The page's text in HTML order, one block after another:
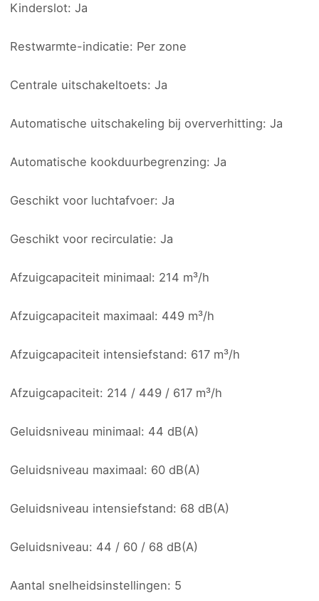
Kinderslot: Ja
Restwarmte-indicatie: Per zone
Centrale uitschakeltoets: Ja
Automatische uitschakeling bij oververhitting: Ja
Automatische kookduurbegrenzing: Ja
Geschikt voor luchtafvoer: Ja
Geschikt voor recirculatie: Ja
Afzuigcapaciteit minimaal: 214 m³/h
Afzuigcapaciteit maximaal: 449 m³/h
Afzuigcapaciteit intensiefstand: 617 m³/h
Afzuigcapaciteit: 214 / 449 / 617 m³/h
Geluidsniveau minimaal: 44 dB(A)
Geluidsniveau maximaal: 60 dB(A)
Geluidsniveau intensiefstand: 68 dB(A)
Geluidsniveau: 44 / 60 / 68 dB(A)
Aantal snelheidsinstellingen: 5